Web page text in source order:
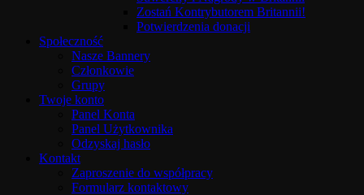
Zostań Kontrybutorem Britannii!
Potwierdzenia donacji
Społeczność
Nasze Bannery
Członkowie
Grupy
Twoje konto
Panel Konta
Panel Użytkownika
Odzyskaj hasło
Kontakt
Zaproszenie do współpracy
Formularz kontaktowy